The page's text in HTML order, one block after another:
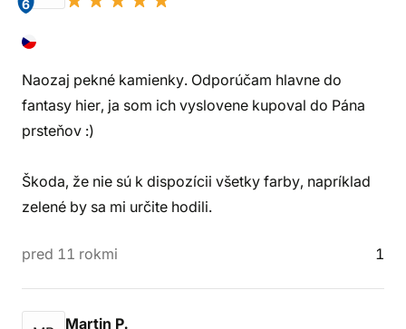
6
Naozaj pekné kamienky. Odporúčam hlavne do
fantasy hier, ja som ich vyslovene kupoval do Pána
prsteňov :)
Škoda, že nie sú k dispozícii všetky farby, napríklad
zelené by sa mi určite hodili.
pred 11 rokmi 1
Martin P.